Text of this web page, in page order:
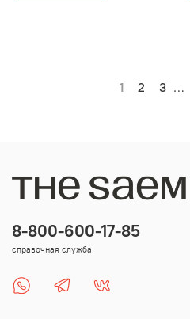
1 2 3 …
8-800-600-17-85
справочная служба